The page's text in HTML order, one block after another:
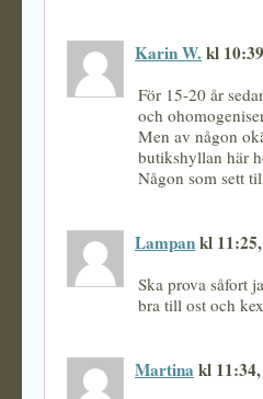
Karin W. kl
För 15-20 år
och
Men av någon
butikshyllan här
Någon som sett
Lampankl
Ska prova såfort
bra till ost och
Martina kl